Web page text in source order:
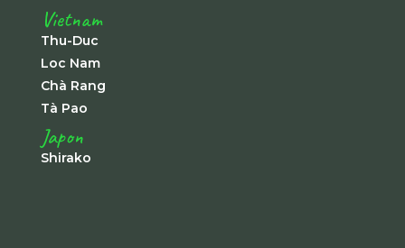
Vietnam
Thu-Duc
Loc Nam
Chà Rang
Tà Pao
Japon
Shirako